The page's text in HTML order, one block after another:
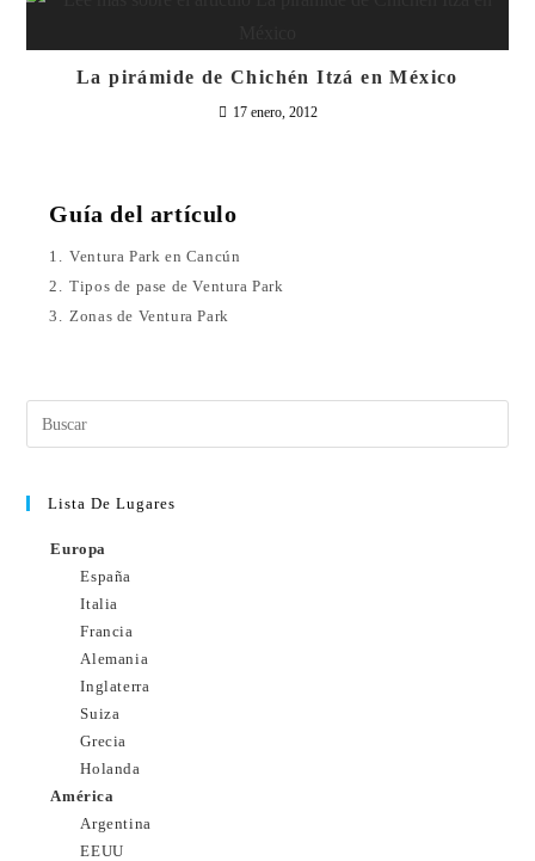
La pirámide de Chichén Itzá en México
17 enero, 2012
Guía del artículo
1. Ventura Park en Cancún
2. Tipos de pase de Ventura Park
3. Zonas de Ventura Park
Lista De Lugares
Europa
España
Italia
Francia
Alemania
Inglaterra
Suiza
Grecia
Holanda
América
Argentina
EEUU